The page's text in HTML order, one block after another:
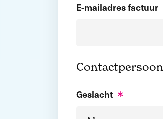
E-mailadres factuur
Contactpersoon
Geslacht